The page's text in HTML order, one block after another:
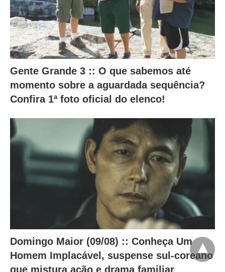
Gente Grande 3 :: O que sabemos até
momento sobre a aguardada sequência?
Confira 1ª foto oficial do elenco!
Domingo Maior (09/08) :: Conheça Um
Homem Implacável, suspense sul-coreano
que mistura ação e drama familiar